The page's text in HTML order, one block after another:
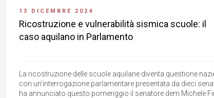
13 DICEMBRE 2024
Ricostruzione e vulnerabilità sismica scuole: il
caso aquilano in Parlamento
La ricostruzione delle scuole aquilane diventa questione
con un'interrogazione parlamentare presentata da dieci
ha annunciato questo pomeriggio il senatore dem Michele